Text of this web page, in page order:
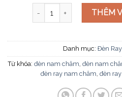
Đèn ray nam châm MD-
THÊM
Danh mục: Đèn
Từ khóa: đèn nam châm, đèn nam
đèn ray nam châm, đèn